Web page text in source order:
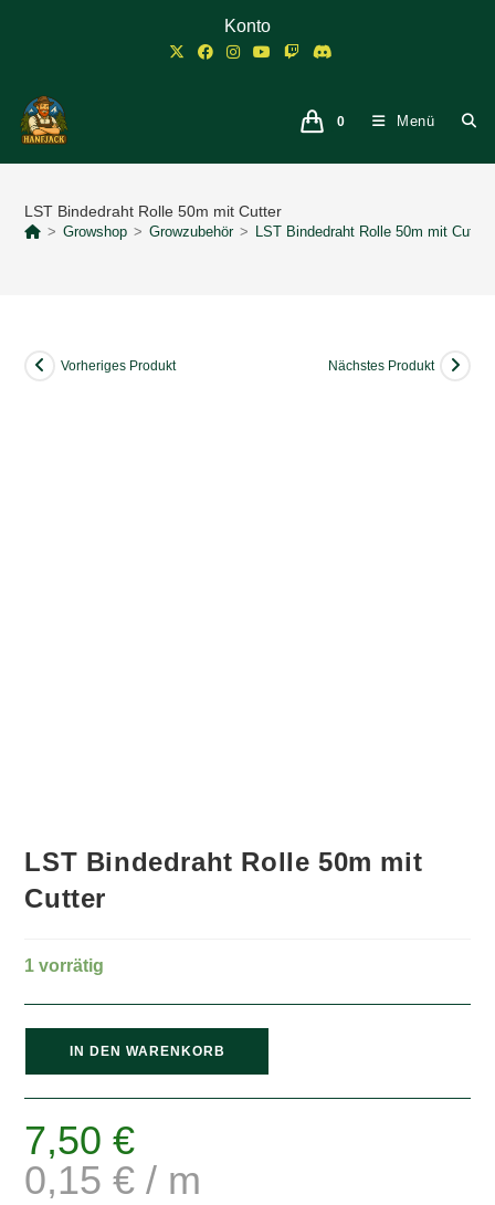
Konto
0 Menü
LST Bindedraht Rolle 50m mit Cutter
> Growshop > Growzubehör > LST Bindedraht Rolle 50m mit Cutter
Vorheriges Produkt Nächstes Produkt
LST Bindedraht Rolle 50m mit
Cutter
1 vorrätig
Rolle
mit
Cutter
IN DEN WARENKORB
7,50€
0,15€ / m